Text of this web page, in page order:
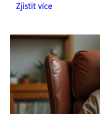
Zjistit více